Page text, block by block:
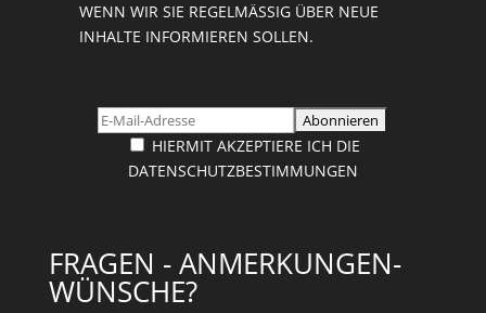
WENN WIR SIE REGELMÄSSIG ÜBER NEUE I
NHALTE INFORMIEREN SOLLEN.
HIERMIT AKZEPTIERE ICH DIE
DATENSCHUTZBESTIMMUNGEN
FRAGEN - ANMERKUNGEN-
WÜNSCHE?